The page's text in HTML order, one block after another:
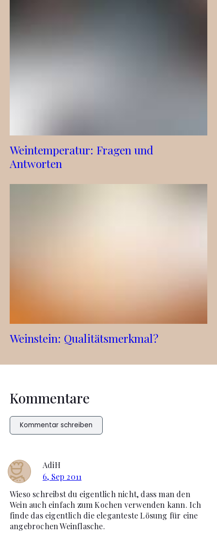
Weintemperatur: Fragen und
Antworten
Weinstein: Qualitätsmerkmal?
Kommentare
Kommentar schreiben
AdiH
6, Sep 2011
Wieso schreibst du eigentlich nicht, dass man den
Wein auch einfach zum Kochen verwenden kann. Ich
finde das eigentlich die eleganteste Lösung für eine
angebrochen Weinflasche.